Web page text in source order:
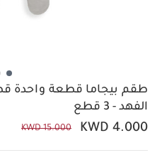
طقم بيجاما قطعة واحدة
الفهد - 3 قطع
KWD 4.000
KWD 15.000